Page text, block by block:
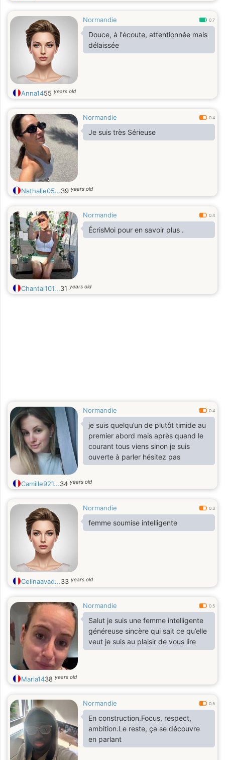
Normandie 0.7
Douce, à l'écoute, attentionnée mais
délaissée
Anna1455 years old
Normandie 0.4
Je suis très Sérieuse
Nathalie05...39 years old
Normandie 0.4
ÉcrisMoi pour en savoir plus .
Chantal101...31 years old
Normandie 0.4
je suis quelqu’un de plutôt timide au
premier abord mais après quand le
courant tous viens sinon je suis
ouverte à parler hésitez pas
Camille921...34 years old
Normandie 0.3
femme soumise intelligente
Celinaavad...33 years old
Normandie 0.5
Salut je suis une femme intelligente
généreuse sincère qui sait ce qu’elle
veut je suis au plaisir de vous lire
Maria1438 years old
Normandie 0.5
En construction.Focus, respect,
ambition.Le reste, ça se découvre
en parlant